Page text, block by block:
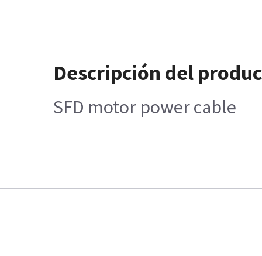
Descripción del
SFD motor power cable